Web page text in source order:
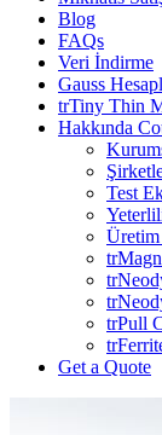
Blog
FAQs
Veri İndirme
Gauss
trTiny Thin
Hakkında
Test
Üretim
trPull
Get a Quote